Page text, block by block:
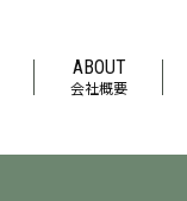
ABOUT
会社概要